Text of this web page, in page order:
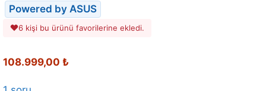
Powered by ASUS
6 kişi bu ürünü favorilerine ekledi.
108.999,00 ₺